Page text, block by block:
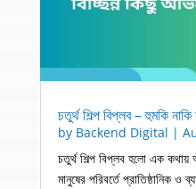
চতুর্থ শিল্প বিপ্লব – হুমকি
by Backend Digital |
চতুর্থ শিল্প বিপ্লব হলো এক কথায়
মানুষের পরিবর্তে প্রাতিষ্ঠানিক ও